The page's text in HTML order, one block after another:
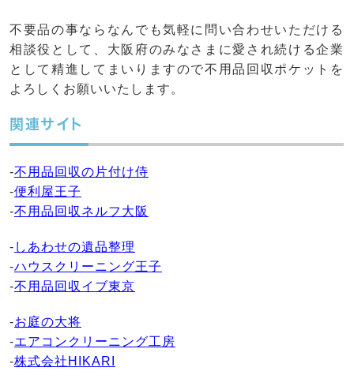
不要品の事ならなんでも気軽に問い合わせいただける
相談役として、大阪府のみなさまに愛され続ける企業
として精進してまいりますので不用品回収ポケットを
よろしくお願いいたします。
関連サイト
-不用品回収の片付け侍
-便利屋王子
-不用品回収ネルフ大阪
- しあわせの遺品整理
-ハウスクリーニング王子
-不用品回収イブ東京
-お庭の大将
-エアコンクリーニング工房
-株式会社HIKARI